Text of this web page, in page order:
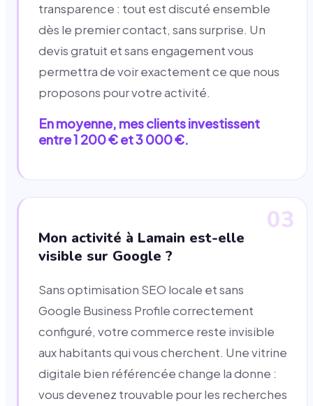
transparence : tout est discuté ensemble
dès le premier contact, sans surprise. Un
devis gratuit et sans engagement vous
permettra de voir exactement ce que nous
proposons pour votre activité.
En moyenne, mes clients investissent
entre 1 200 € et 3 000 €.
03
Mon activité à Lamain est-elle
visible sur Google ?
Sans optimisation SEO locale et sans
Google Business Profile correctement
configuré, votre commerce reste invisible
aux habitants qui vous cherchent. Une vitrine
digitale bien référencée change la donne :
vous devenez trouvable pour les recherches